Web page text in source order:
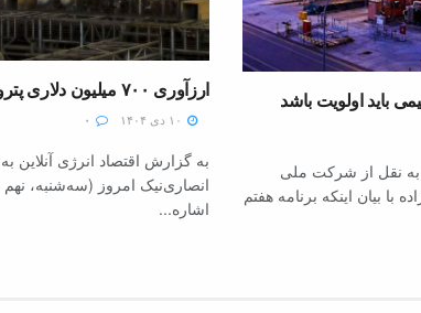
باید اولویت باشد
به نقل از شرکت ملی
بیان اینکه برنامه هفتم
ارزآوری ۷۰۰ میلیون دلاری پتروشیمی بندر امام
به گزارش اقتصاد انرژی آنلاین
انصاری‌نیک امروز (سه‌شنبه، نهم
اشاره...